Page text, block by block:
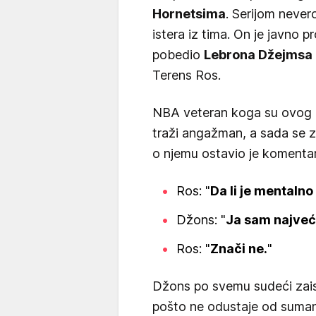
Hornetsima. Serijom
istera iz tima. On je javno
pobedio Lebrona Džejmsa
Terens Ros.
NBA veteran koga su
traži angažman, a sada se
o njemu ostavio je
Ros: "Da li je mentalno
Džons: "Ja sam
Ros: "Znači ne."
Džons po svemu sudeći
pošto ne odustaje od